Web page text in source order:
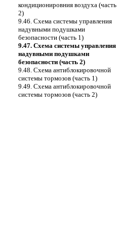
кондиционировния воздуха (часть
2)
9.46. Схема системы управления
надувными подушками
безопасности (часть 1)
9.47. Схема системы управления
надувными подушками
безопасности (часть 2)
9.48. Схема антиблокировочной
системы тормозов (часть 1)
9.49. Схема антиблокировочной
системы тормозов (часть 2)